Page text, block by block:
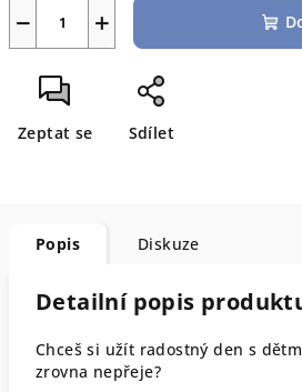
+
−
Zeptat se Sdílet
Popis Diskuze
Detailní popis
Chceš si užít radostný den s
zrovna nepřeje?